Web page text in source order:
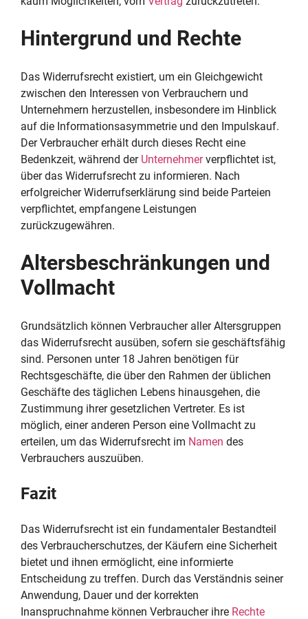
Hintergrund und Rechte
Das Widerrufsrecht existiert, um ein Gleichgewicht
zwischen den Interessen von Verbrauchern und
Unternehmern herzustellen, insbesondere im Hinblick
auf die Informationsasymmetrie und den Impulskauf.
Der Verbraucher erhält durch dieses Recht eine
Bedenkzeit, während der Unternehmerverpflichtet ist,
über das Widerrufsrecht zu informieren. Nach
erfolgreicher Widerrufserklärung sind beide Parteien
verpflichtet, empfangene Leistungen
zurückzugewähren.
Altersbeschränkungen und
Vollmacht
Grundsätzlich können Verbraucher aller Altersgruppen
das Widerrufsrecht ausüben, sofern sie geschäftsfähig
sind. Personen unter 18 Jahren benötigen für
Rechtsgeschäfte, die über den Rahmen der üblichen
Geschäfte des täglichen Lebens hinausgehen, die
Zustimmung ihrer gesetzlichen Vertreter. Es ist
möglich, einer anderen Person eine Vollmacht zu
erteilen, um das Widerrufsrecht im Namen des
Verbrauchers auszuüben.
Fazit
Das Widerrufsrecht ist ein fundamentaler Bestandteil
des Verbraucherschutzes, der Käufern eine Sicherheit
bietet und ihnen ermöglicht, eine informierte
Entscheidung zu treffen. Durch das Verständnis seiner
Anwendung, Dauer und der korrekten
Inanspruchnahme können Verbraucher ihre Rechte